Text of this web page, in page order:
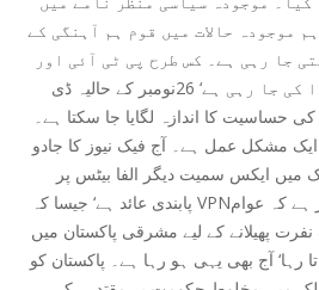
موجودہ حالات میں قوم ہم آہنگی کے
جا رہی ہے۔ کس طرح پی ٹی آئی اور
وفاق کے مابین تقسیم پیدا کی جا رہی ہے‘ 26نومبر کے حالیہ ڈی
حساسیت کا اندازہ لگایا جا سکتا ہے۔
مشکل عمل ہے۔ آج فیک نیوز کا جادو
ایکس سمیت دیگر الفا بیٹس پر
پابندی عائد ہے‘ جیسا کہ VPN۔ یہ کس قدر افسوسناک امر ہے کہ عوام
پھیلانے کے لیے مشرقی پاکستان میں
رہا‘ آج بھی یہی ہو رہا ہے۔ پاکستان کو